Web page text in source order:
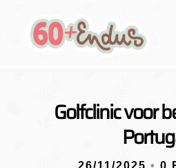
Golfclinic voor
26/11/2025 • 0